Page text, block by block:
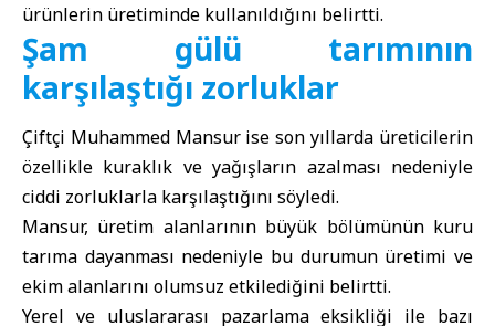
ürünlerin üretiminde kullanıldığını belirtti.
Şam gülü tarımının
karşılaştığı zorluklar
Çiftçi Muhammed Mansur ise son yıllarda üreticilerin
özellikle kuraklık ve yağışların azalması nedeniyle
ciddi zorluklarla karşılaştığını söyledi.
Mansur, üretim alanlarının büyük bölümünün kuru
tarıma dayanması nedeniyle bu durumun üretimi ve
ekim alanlarını olumsuz etkilediğini belirtti.
Yerel ve uluslararası pazarlama eksikliği ile bazı